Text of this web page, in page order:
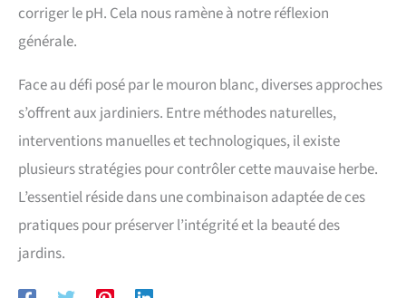
corriger le pH. Cela nous ramène à notre réflexion
générale.
Face au défi posé par le mouron blanc, diverses approches
s’offrent aux jardiniers. Entre méthodes naturelles,
interventions manuelles et technologiques, il existe
plusieurs stratégies pour contrôler cette mauvaise herbe.
L’essentiel réside dans une combinaison adaptée de ces
pratiques pour préserver l’intégrité et la beauté des
jardins.